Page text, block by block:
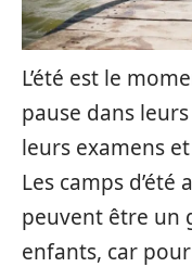
L’été est le
pause dans
leurs examens
Les camps
peuvent être un
enfants, car